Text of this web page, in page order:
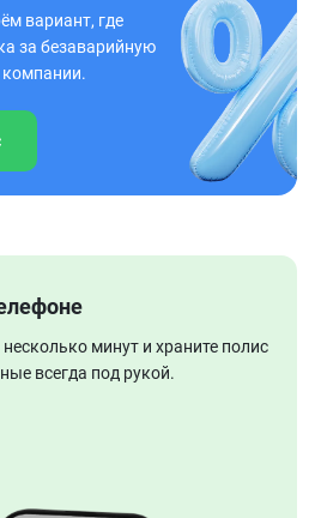
вариант, где
за безаварийную
компании.
минут и храните полис
всегда под рукой.